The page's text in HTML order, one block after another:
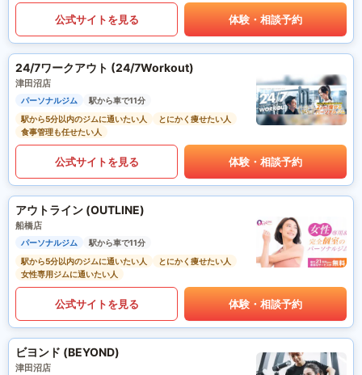
公式サイトを見る 体験・相談予約
24/7ワークアウト (24/7Workout)
津田沼店
パーソナルジム
駅から車で11分
駅から5分以内のジムに通いたい人
とにかく痩せたい人
食事管理も任せたい人
公式サイトを見る 体験・相談予約
アウトライン (OUTLINE)
船橋店
パーソナルジム
駅から車で11分
駅から5分以内のジムに通いたい人
とにかく痩せたい人
女性専用ジムに通いたい人
公式サイトを見る 体験・相談予約
ビヨンド (BEYOND)
津田沼店